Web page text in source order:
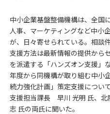
中小企業基盤整備機構は、全国
人事、マーケティングなど中小
が、日々寄せられている。相談
支援方法は最新情報の提供から
を派遣する「ハンズオン支援」
年度から同機構が取り組む中小
続力強化計画」策定支援につい
支援担当課長 早川 光明 氏、
志 氏の両氏に聞いた。